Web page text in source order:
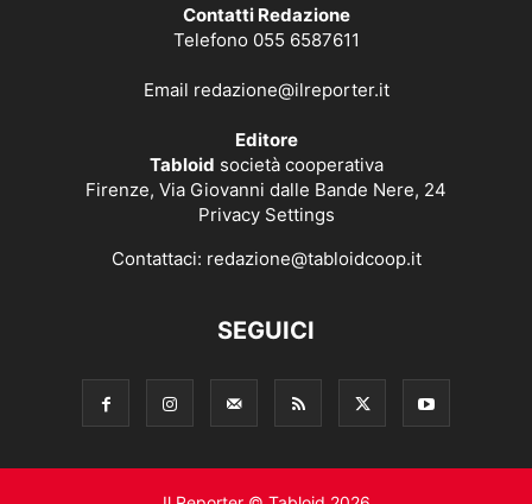
Contatti Redazione
Telefono 055 6587611
Email redazione@ilreporter.it
Editore
Tabloid società cooperativa
Firenze, Via Giovanni dalle Bande Nere, 24
Privacy Settings
Contattaci: redazione@tabloidcoop.it
SEGUICI